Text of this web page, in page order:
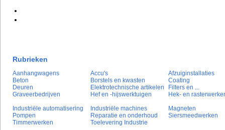
Rubrieken
Aanhangwagens Accu's
Afzuiginstallaties
Beton
Borstels en kwasten
Coating
Deuren
Elektrotechnische artikelen
Filters en ...
Graveerbedrijven
Hef en -hijswerktuigen
Hek- en
Industriële automatisering
Industriële machines
Magneten
Pompen
Reparatie en onderhoud
Siersmeedwerken
Timmerwerken
Toelevering Industrie